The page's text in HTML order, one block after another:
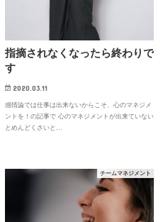
指摘されなくなったら終わりで
す
2020.03.11
感情論では仕事は出来ないからこそ、心のマネジメ
ントを！の記事で 心のマネジメントが出来ていない
とめんどくさいと…
チームマネジメント